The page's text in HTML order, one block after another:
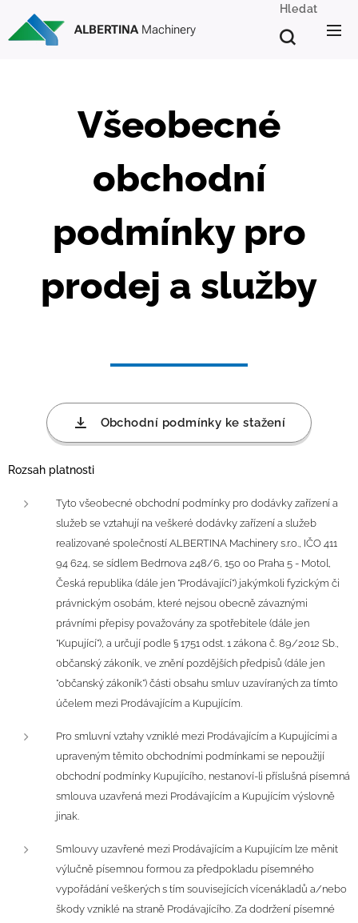
ALBERTINA Machinery
Hledat
Všeobecné
obchodní
podmínky pro
prodej a služby
Obchodní podmínky ke stažení
Rozsah platnosti
Tyto všeobecné obchodní podmínky pro dodávky zařízení a
služeb se vztahují na veškeré dodávky zařízení a služeb
realizované společností ALBERTINA Machinery s.r.o., IČO 411
94 624, se sídlem Bedrnova 248/6, 150 00 Praha 5 - Motol,
Česká republika (dále jen "Prodávající") jakýmkoli fyzickým či
právnickým osobám, které nejsou obecně závaznými
právními přepisy považovány za spotřebitele (dále jen
"Kupující"), a určují podle § 1751 odst. 1 zákona č. 89/2012 Sb.,
občanský zákoník, ve znění pozdějších předpisů (dále jen
"občanský zákoník") části obsahu smluv uzavíraných za tímto
účelem mezi Prodávajícím a Kupujícím.
Pro smluvní vztahy vzniklé mezi Prodávajícím a Kupujícími a
upraveným těmito obchodními podmínkami se nepoužijí
obchodní podmínky Kupujícího, nestanoví-li příslušná písemná
smlouva uzavřená mezi Prodávajícím a Kupujícím výslovně
jinak.
Smlouvy uzavřené mezi Prodávajícím a Kupujícím lze měnit
výlučně písemnou formou za předpokladu písemného
vypořádání veškerých s tím souvisejících vícenákladů a/nebo
škody vzniklé na straně Prodávajícího. Za dodržení písemné